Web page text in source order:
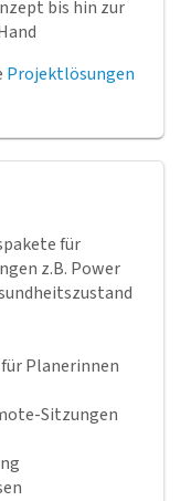
bis hin zur
Projektlösungen
für
z.B. Power
Planerinnen
Sitzungen